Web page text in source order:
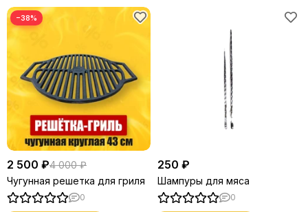
−38%
2 500 ₽4 000 ₽
Чугунная решетка для гриля
0
250 ₽
Шампуры для мяса
0